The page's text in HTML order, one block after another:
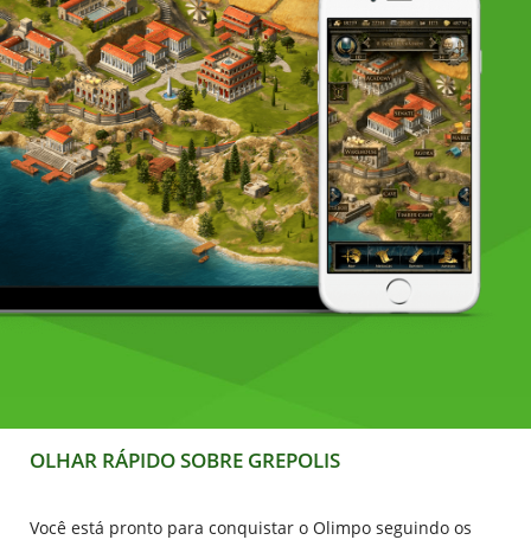
OLHAR RÁPIDO SOBRE GREPOLIS
Você está pronto para conquistar o Olimpo seguindo os